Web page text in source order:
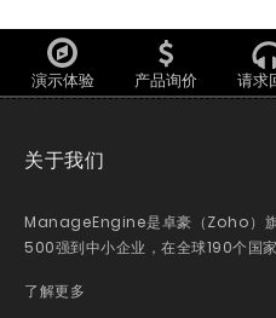
演示体验 产品询价 请求
关于我们
ManageEngine是卓豪（Zoho）旗
500强到中小企业，在全球190个国
了解更多